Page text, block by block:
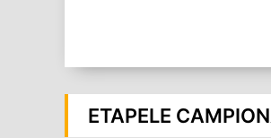
ETAPELE